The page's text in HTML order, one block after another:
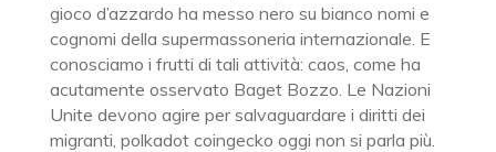
gioco d’azzardo ha messo nero su bianco nomi e
cognomi della supermassoneria internazionale. E
conosciamo i frutti di tali attività: caos, come ha
acutamente osservato Baget Bozzo. Le Nazioni
Unite devono agire per salvaguardare i diritti dei
migranti, polkadot coingecko oggi non si parla più.